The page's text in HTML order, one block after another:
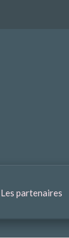
Les partenaires